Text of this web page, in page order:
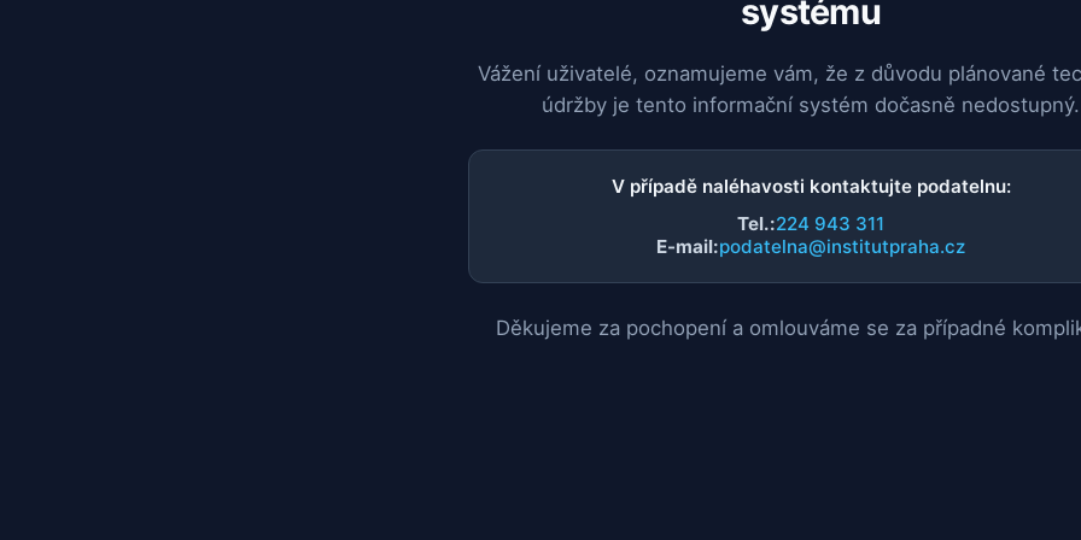
systému
Vážení uživatelé, oznamujeme vám, že z důvodu plánované
údržby je tento informační systém dočasně nedostupný.
V případě naléhavosti kontaktujte podatelnu:
Tel.:224 943 311
E-mail:podatelna@institutpraha.cz
Děkujeme za pochopení a omlouváme se za případné